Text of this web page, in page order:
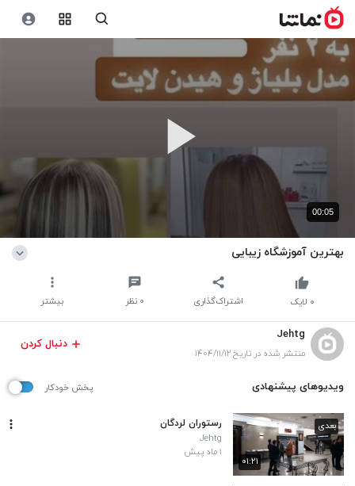
00:05
بهترین آموزشگاه زیبایی
اشتراک‌گذاری ۰ نظر بیشتر ۰ لایک
Jehtg
منتشر شده در تاریخ ۱۴۰۴/۱۱/۱۲
دنبال کردن
ویدیوهای پیشنهادی پخش خودکار
۰۱:۲۱
بعدی رستوران لردگان
Jehtg
۱ ماه پیش